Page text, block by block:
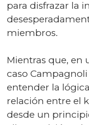
para disfrazar la
miembros.
Mientras que, en
caso
entender la
relación entre el
desde un